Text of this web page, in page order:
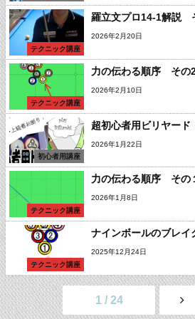
テクニック講座
羅立文プロ14-1解説
2026年2月20日
テクニック講座
力の伝わる順序 その2
2026年2月10日
初心者用講座
超初心者用ビリヤー
2026年1月22日
テクニック講座
力の伝わる順序 その
2026年1月8日
テクニック講座
ナインボールのブレ
2025年12月24日
1 / 24